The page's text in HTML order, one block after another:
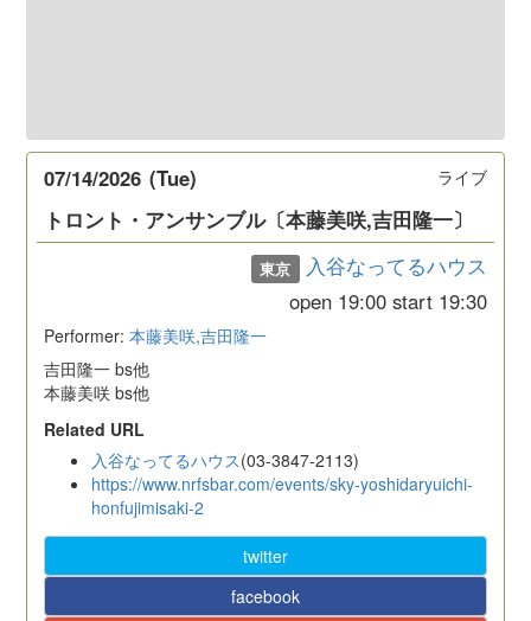
ライブ
07/14/2026 (Tue)
トロント・アンサンブル〔本藤美咲,吉田隆一〕
東京
入谷なってるハウス
open 19:00 start 19:30
Performer:本藤美咲,吉田隆一
吉田隆一 bs他
本藤美咲 bs他
Related URL
入谷なってるハウス(03-3847-2113)
https://www.nrfsbar.com/events/sky-yoshidaryuichi-
honfujimisaki-2
twitter
facebook